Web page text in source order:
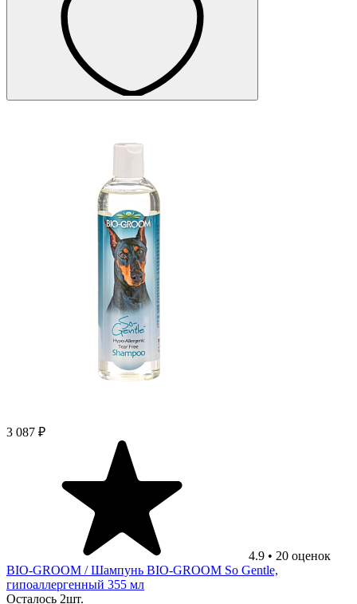
3 087 ₽
4.9 • 20 оценок
BIO-GROOM / Шампунь BIO-GROOM So Gentle,
гипоаллергенный 355 мл
Осталось 2шт.